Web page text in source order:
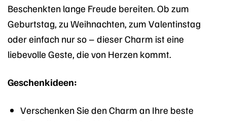
Beschenkten lange Freude bereiten. Ob zum
Geburtstag, zu Weihnachten, zum Valentinstag
oder einfach nur so – dieser Charm ist eine
liebevolle Geste, die von Herzen kommt.
Geschenkideen:
Verschenken Sie den Charm an Ihre beste